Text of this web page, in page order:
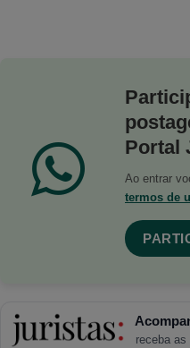
Portal
Ao entrar
termos de
receba